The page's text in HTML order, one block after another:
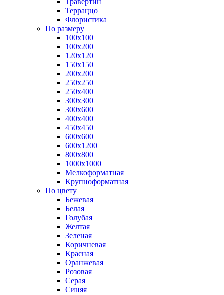
Травертин
Терраццо
Флористика
По размеру
100х100
100х200
120х120
150х150
200х200
250х250
250х400
300х300
300х600
400х400
450х450
600х600
600х1200
800х800
1000х1000
Мелкоформатная
Крупноформатная
По цвету
Бежевая
Белая
Голубая
Желтая
Зеленая
Коричневая
Красная
Оранжевая
Розовая
Серая
Синяя